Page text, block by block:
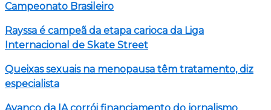
Campeonato Brasileiro
Rayssa é campeã da etapa carioca da Liga
Internacional de Skate Street
Queixas sexuais na menopausa têm tratamento, diz
especialista